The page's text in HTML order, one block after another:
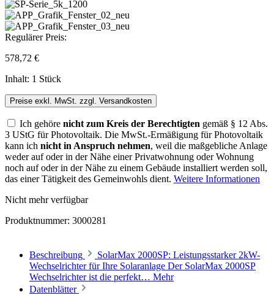
Regulärer Preis:
578,72 €
Inhalt: 1 Stück
Preise exkl. MwSt. zzgl. Versandkosten
Ich gehöre nicht zum Kreis der Berechtigten gemäß § 12 Abs.
3 UStG für Photovoltaik. Die MwSt.-Ermäßigung für Photovoltaik
kann ich nicht in Anspruch nehmen, weil die maßgebliche Anlage
weder auf oder in der Nähe einer Privatwohnung oder Wohnung
noch auf oder in der Nähe zu einem Gebäude installiert werden soll,
das einer Tätigkeit des Gemeinwohls dient. Weitere Informationen
Nicht mehr verfügbar
Produktnummer: 3000281
Beschreibung
SolarMax 2000SP: Leistungsstarker 2kW-
Wechselrichter für Ihre Solaranlage Der SolarMax 2000SP
Wechselrichter ist die perfekt… Mehr
Datenblätter